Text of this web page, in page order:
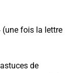
(une fois la lettre
de